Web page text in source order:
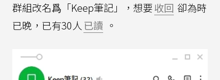
群組改名爲「Keep筆記」，想要收回 卻為時
已晚，已有30人 已讀 。